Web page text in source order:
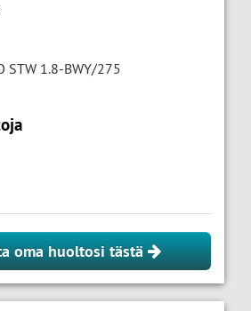
STW 1.8-BWY/275
oma huoltosi tästä